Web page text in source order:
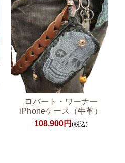
ロバート・ワーナー
iPhoneケース（牛革）
108,900円 (税込)